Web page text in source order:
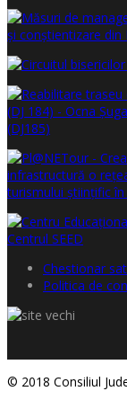
Chestionar
Politica de
© 2018 Consiliul